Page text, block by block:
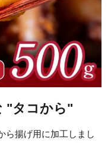
"タコから"
ら揚げ用に加工しまし